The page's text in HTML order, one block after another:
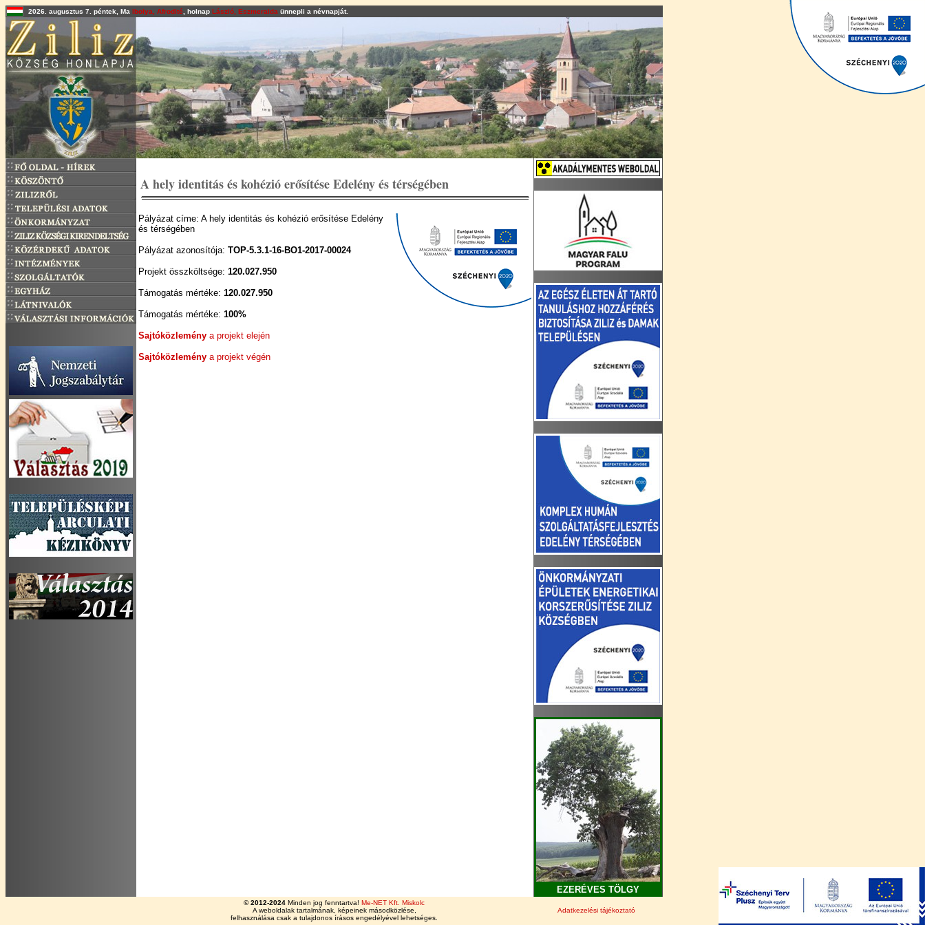
2026. augusztus 7. péntek, Ma Ibolya, Afrodité , holnap László, Eszmeralda ünnepli a névnapját.
A hely identitás és kohézió erősítése Edelény és térségében
Pályázat címe: A hely identitás és kohézió erősítése Edelény
és térségében
Pályázat azonosítója: TOP-5.3.1-16-BO1-2017-00024
Projekt összköltsége: 120.027.950
Támogatás mértéke: 120.027.950
Támogatás mértéke: 100%
Sajtóközlemény a projekt elején
Sajtóközlemény a projekt végén
EZERÉVES TÖLGY
© 2012-2024 Minden jog fenntartva! Me-NET Kft. Miskolc
A weboldalak tartalmának, képeinek másodközlése,
felhasználása csak a tulajdonos írásos engedélyével lehetséges.
Adatkezelési tájékoztató